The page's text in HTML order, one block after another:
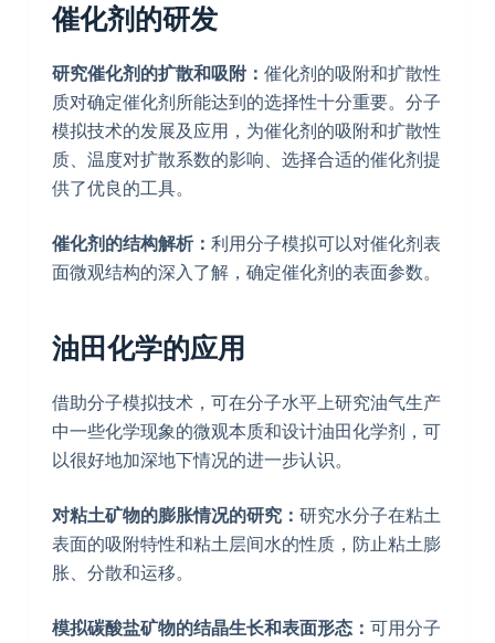
催化剂的研发
研究催化剂的扩散和吸附： 催化剂的吸附和扩散性
质对确定催化剂所能达到的选择性十分重要。分子
模拟技术的发展及应用，为催化剂的吸附和扩散性
质、温度对扩散系数的影响、选择合适的催化剂提
供了优良的工具。
催化剂的结构解析： 利用分子模拟可以对催化剂表
面微观结构的深入了解，确定催化剂的表面参数。
油田化学的应用
借助分子模拟技术，可在分子水平上研究油气生产
中一些化学现象的微观本质和设计油田化学剂，可
以很好地加深地下情况的进一步认识。
对粘土矿物的膨胀情况的研究： 研究水分子在粘土
表面的吸附特性和粘土层间水的性质，防止粘土膨
胀、分散和运移。
模拟碳酸盐矿物的结晶生长和表面形态： 可用分子